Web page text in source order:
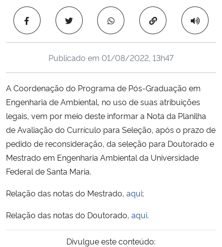
Ministério da Saúde
Ministério de Minas e Energia
Ministério da Ciência, Tecnologia, Inovações e Comunicações
Ministério do Meio Ambiente
Ministério do Turismo
Ministério do Desenvolvimento Regional
Controladoria-Geral da União
Secretaria-Geral
Copiar para área
Publicado em 01/08/2022, 13h47
A Coordenação do Programa de Pós-Graduação em
Engenharia de Ambiental, no uso de suas atribuições
legais, vem por meio deste informar a Nota da Planilha
de Avaliação do Currículo para Seleção, após o prazo de
pedido de reconsideração, da seleção para Doutorado e
Mestrado em Engenharia Ambiental da Universidade
Federal de Santa Maria.
Relação das notas do Mestrado, aqui;
Relação das notas do Doutorado, aqui.
Divulgue este conteúdo: